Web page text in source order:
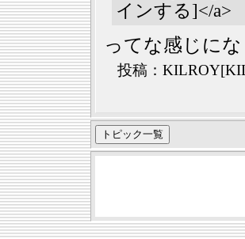
インする]</a>
ってな感じに
投稿：